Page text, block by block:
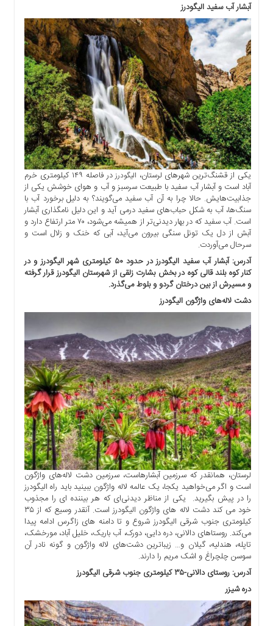
آبشار آب سفید الیگودرز
یکی از قشنگ‌ترین شهرهای لرستان، الیگودرز
در فاصله ۱۴۹ کیلومتری خرم
آباد است و آبشار آب سفید با طبیعت سرسبز و آب و هوای خوشش یکی از
جذابیت‌هایش. حالا چرا به آن آب سفید می‌گویند؟ به دلیل برخورد آب با
سنگ‌ها، آب به شکل حباب‌های سفید درمی آید و این دلیل نامگذاری آبشار
است. آب سفید که در بهار دیدنی‌تر از همیشه می‌شود، ۷۰ متر ارتفاع دارد و
آبش از دل یک تونل سنگی بیرون می‌آید، آبی که خنک و زلال است و
سرحال می‌آوردت.
آدرس: آبشار آب سفید الیگودرز در حدود ۵۰ کیلومتری شهر الیگودرز و در
کنار کوه بلند قالی کوه در بخش بشارت زلقی از شهرستان الیگودرز قرار گرفته
و مسیرش از بین درختان گردو و بلوط می‌گذرد.
دشت لاله‌های واژگون الیگودرز
لرستان، همانقدر که سرزمین آبشارهاست، سرزمین دشت لاله‌های واژگون
است و اگر می‌خواهید یکجا، یک عالمه لاله واژگون ببینید باید راه الیگودرز
را در پیش بگیرید. یکی از مناظر دیدنی‌ای که هر بیننده ای را مجذوب
خود می کند دشت لاله های واژگون الیگودرز است. آنقدر وسیع که از ۳۵
کیلومتری جنوب شرقی الیگودرز شروع و تا دامنه های زاگرس ادامه پیدا
می‌کند. روستاهای دالانی، دره دایی، دورک، آب باریک، خلیل آباد، مورخشک،
تاپله، هندلیه، گیلان و… زیباترین دشت‌های لاله واژگون و گونه نادر آن
سوسن چلچراغ و اشک مریم را دارند.
آدرس: روستای دالانی-۳۵ کیلومتری جنوب شرقی الیگودرز
دره شیزر